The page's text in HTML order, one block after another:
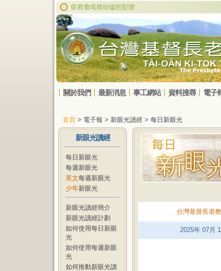
關於我們 最新消息 事工網站 資料搜尋 電子
首頁 > 電子報 > 新眼光讀經 > 每日新眼光
新眼光讀經
每日新眼光
每週新眼光
英文每週新眼光
少年新眼光
新眼光讀經簡介
新眼光讀經計劃
如何使用每日新眼
光
如何使用每週新眼
光
如何推動新眼光讀
台灣基督長老
2025年 07月